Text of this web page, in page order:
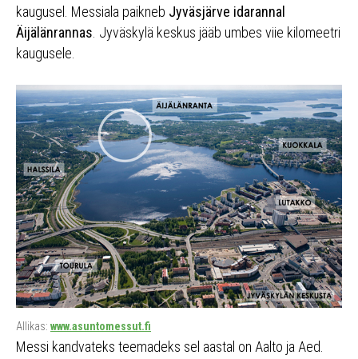
kaugusel. Messiala paikneb Jyväsjärve idarannal
Äijälänrannas . Jyväskylä keskus jääb umbes viie kilomeetri
kaugusele.
Allikas: www.asuntomessut.fi
Messi kandvateks teemadeks sel aastal on Aalto ja Aed.